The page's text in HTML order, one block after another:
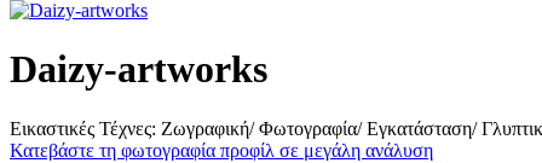
Daizy-artworks
Εικαστικές Τέχνες: Ζωγραφική/ Φωτογραφία/ Εγκατάσταση/
Κατεβάστε τη φωτογραφία προφίλ σε μεγάλη ανάλυση